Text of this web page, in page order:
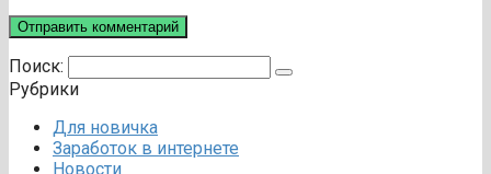
Поиск:
Рубрики
Для новичка
Заработок в интернете
Новости